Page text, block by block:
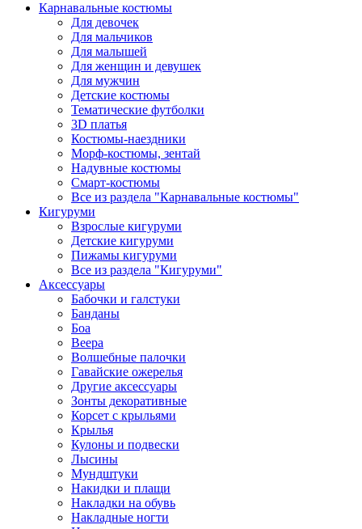
Карнавальные костюмы
Для девочек
Для мальчиков
Для малышей
Для женщин и девушек
Для мужчин
Детские костюмы
Тематические футболки
3D платья
Костюмы-наездники
Морф-костюмы, зентай
Надувные костюмы
Смарт-костюмы
Все из раздела "Карнавальные костюмы"
Кигуруми
Взрослые кигуруми
Детские кигуруми
Пижамы кигуруми
Все из раздела "Кигуруми"
Аксессуары
Бабочки и галстуки
Банданы
Боа
Веера
Волшебные палочки
Гавайские ожерелья
Другие аксессуары
Зонты декоративные
Корсет с крыльями
Крылья
Кулоны и подвески
Лысины
Мундштуки
Накидки и плащи
Накладки на обувь
Накладные ногти